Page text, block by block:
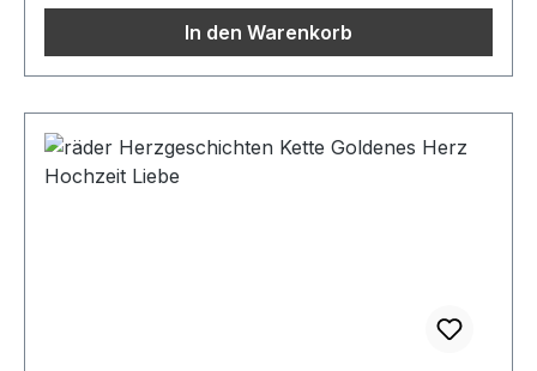
In den Warenkorb